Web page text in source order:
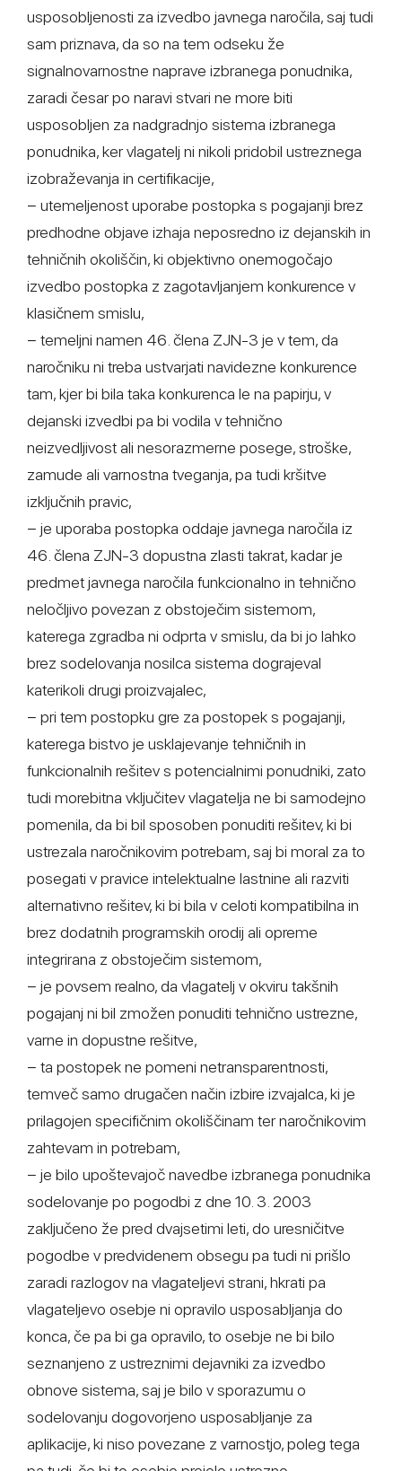
usposobljenosti za izvedbo javnega naročila, saj tudi
sam priznava, da so na tem odseku že
signalnovarnostne naprave izbranega ponudnika,
zaradi česar po naravi stvari ne more biti
usposobljen za nadgradnjo sistema izbranega
ponudnika, ker vlagatelj ni nikoli pridobil ustreznega
izobraževanja in certifikacije,
− utemeljenost uporabe postopka s pogajanji brez
predhodne objave izhaja neposredno iz dejanskih in
tehničnih okoliščin, ki objektivno onemogočajo
izvedbo postopka z zagotavljanjem konkurence v
klasičnem smislu,
− temeljni namen 46. člena ZJN-3 je v tem, da
naročniku ni treba ustvarjati navidezne konkurence
tam, kjer bi bila taka konkurenca le na papirju, v
dejanski izvedbi pa bi vodila v tehnično
neizvedljivost ali nesorazmerne posege, stroške,
zamude ali varnostna tveganja, pa tudi kršitve
izključnih pravic,
− je uporaba postopka oddaje javnega naročila iz
46. člena ZJN-3 dopustna zlasti takrat, kadar je
predmet javnega naročila funkcionalno in tehnično
neločljivo povezan z obstoječim sistemom,
katerega zgradba ni odprta v smislu, da bi jo lahko
brez sodelovanja nosilca sistema dograjeval
katerikoli drugi proizvajalec,
− pri tem postopku gre za postopek s pogajanji,
katerega bistvo je usklajevanje tehničnih in
funkcionalnih rešitev s potencialnimi ponudniki, zato
tudi morebitna vključitev vlagatelja ne bi samodejno
pomenila, da bi bil sposoben ponuditi rešitev, ki bi
ustrezala naročnikovim potrebam, saj bi moral za to
posegati v pravice intelektualne lastnine ali razviti
alternativno rešitev, ki bi bila v celoti kompatibilna in
brez dodatnih programskih orodij ali opreme
integrirana z obstoječim sistemom,
− je povsem realno, da vlagatelj v okviru takšnih
pogajanj ni bil zmožen ponuditi tehnično ustrezne,
varne in dopustne rešitve,
− ta postopek ne pomeni netransparentnosti,
temveč samo drugačen način izbire izvajalca, ki je
prilagojen specifičnim okoliščinam ter naročnikovim
zahtevam in potrebam,
− je bilo upoštevajoč navedbe izbranega ponudnika
sodelovanje po pogodbi z dne 10. 3. 2003
zaključeno že pred dvajsetimi leti, do uresničitve
pogodbe v predvidenem obsegu pa tudi ni prišlo
zaradi razlogov na vlagateljevi strani, hkrati pa
vlagateljevo osebje ni opravilo usposabljanja do
konca, če pa bi ga opravilo, to osebje ne bi bilo
seznanjeno z ustreznimi dejavniki za izvedbo
obnove sistema, saj je bilo v sporazumu o
sodelovanju dogovorjeno usposabljanje za
aplikacije, ki niso povezane z varnostjo, poleg tega